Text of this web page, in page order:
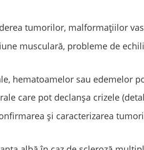
tumorilor, malformațiilor
musculară, probleme de
hematoamelor sau edemelor
care pot declanșa crizele
și caracterizarea